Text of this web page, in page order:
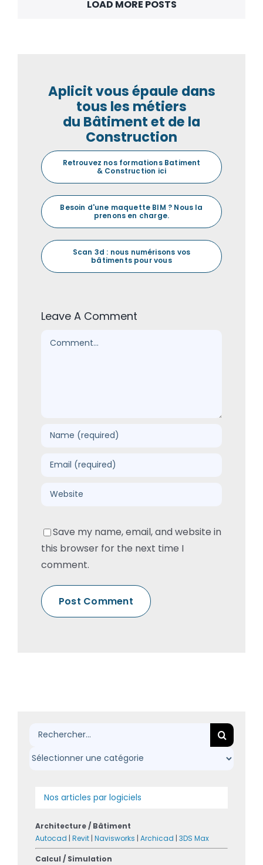
LOAD MORE POSTS
Aplicit vous épaule dans
tous les métiers
du Bâtiment et de la
Construction
Retrouvez nos formations Batiment
& Construction ici
Besoin d'une maquette BIM ? Nous la
prenons en charge.
Scan 3d : nous numérisons vos
bâtiments pour vous
Leave A Comment
Comment
Save my name, email, and website in
this browser for the next time I
comment.
Rechercher:
Nos articles par logiciels
Architecture / Bâtiment
Autocad | Revit | Navisworks | Archicad | 3DS Max
Calcul / Simulation